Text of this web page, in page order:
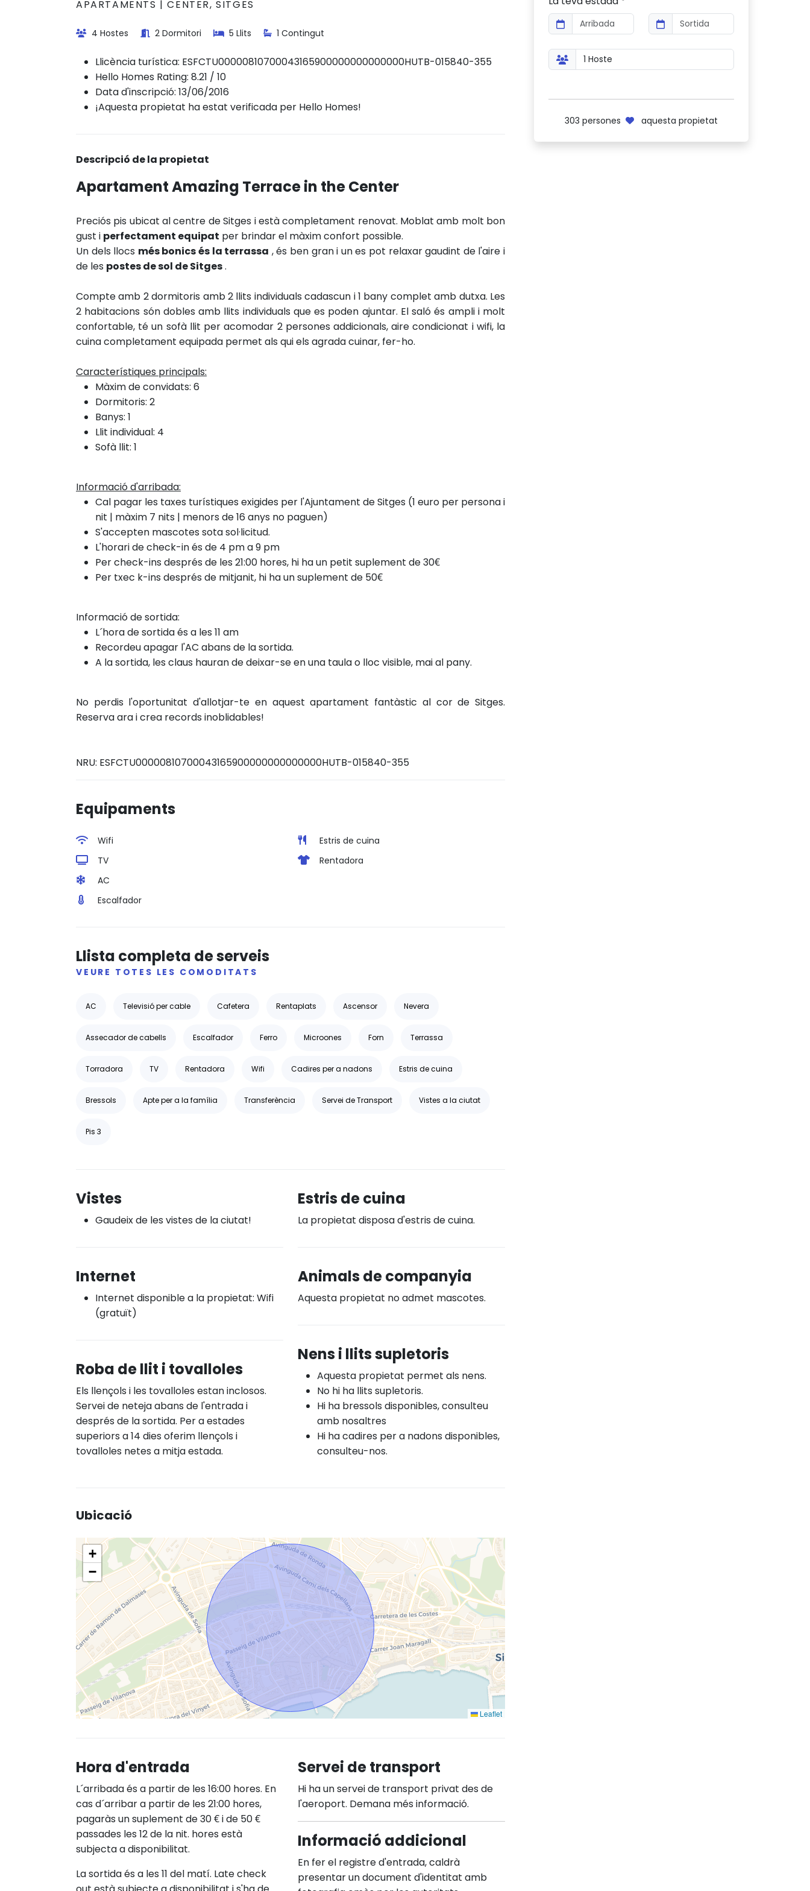
APARTAMENTS | CENTER, SITGES
4 Hostes 2 Dormitori 5 Llits 1 Contingut
Llicència turística: ESFCTU00000810700043165900000000000000HUTB-015840-355
Hello Homes Rating: 8.21 / 10
Data d'inscripció: 13/06/2016
¡Aquesta propietat ha estat verificada per Hello Homes!
Descripció de la propietat
Apartament Amazing Terrace in the Center
Preciós pis ubicat al centre de Sitges i està completament renovat. Moblat amb molt bon
gust i perfectament equipat per brindar el màximconfort possible.
Un dels llocs més bonics és la terrassa , és ben gran i un es pot relaxar gaudint de l'aire i
de les postes de sol de Sitges.
Compte amb 2 dormitoris amb 2 llits individuals cadascun i 1 bany complet amb dutxa. Les
2 habitacions són dobles amb llits individuals que es poden ajuntar. El saló és ampli i molt
confortable, té un sofà llit per acomodar 2 persones addicionals, aire condicionat i wifi, la
cuina completament equipada permet als qui els agrada cuinar, fer-ho.
Característiques principals:
Màxim de convidats: 6
Dormitoris: 2
Banys: 1
Llit individual: 4
Sofà llit: 1
Informació d'arribada:
Cal pagar les taxes turístiques exigides per l'Ajuntament de Sitges (1 euro per persona i
nit | màxim 7 nits | menors de 16 anys no paguen)
S'accepten mascotes sota sol·licitud.
L'horari de check-in és de 4 pm a 9 pm
Per check-ins després de les 21:00 hores, hi ha un petit suplement de 30€
Per txec k-ins després de mitjanit, hi ha un suplement de 50€
Informació de sortida:
L´hora de sortida és a les 11 am
Recordeu apagar l'AC abans de la sortida.
A la sortida, les claus hauran de deixar-se en una taula o lloc visible, mai al pany.
No perdis l'oportunitat d'allotjar-te en aquest apartament fantàstic al cor de Sitges.
Reserva ara i crea records inoblidables!
NRU: ESFCTU00000810700043165900000000000000HUTB-015840-355
Equipaments
Wifi
TV
AC
Escalfador
Estris de cuina
Rentadora
Llista completa de serveis
VEURE TOTES LES COMODITATS
AC Televisió per cable Cafetera Rentaplats Ascensor Nevera
Assecador de cabells Escalfador Ferro Microones Forn Terrassa
Torradora TV Rentadora Wifi Cadires per a nadons Estris de cuina
Bressols Apte per a la família Transferència Servei de Transport Vistes a la ciutat
Pis 3
Vistes
Gaudeix de les vistes de la ciutat!
Internet
Internet disponible a la propietat: Wifi
(gratuït)
Roba de llit i tovalloles
Els llençols i les tovalloles estan inclosos.
Servei de neteja abans de l'entrada i
després de la sortida. Per a estades
superiors a 14 dies oferim llençols i
tovalloles netes a mitja estada.
Estris de cuina
La propietat disposa d'estris de cuina.
Animals de companyia
Aquesta propietat no admet mascotes.
Nens i llits supletoris
Aquesta propietat permet als nens.
No hi ha llits supletoris.
Hi ha bressols disponibles, consulteu
amb nosaltres
Hi ha cadires per a nadons disponibles,
consulteu-nos.
Ubicació
+
−
Leaflet
Hora d'entrada
L´arribada és a partir de les 16:00 hores. En
cas d´arribar a partir de les 21:00 hores,
pagaràs un suplement de 30 € i de 50 €
passades les 12 de la nit. hores està
subjecta a disponibilitat.
La sortida és a les 11 del matí. Late check
Servei de transport
Hi ha un servei de transport privat des de
l'aeroport. Demana més informació.
Informació addicional
En fer el registre d'entrada, caldrà
presentar un document d'identitat amb
303 persones aquesta propietat